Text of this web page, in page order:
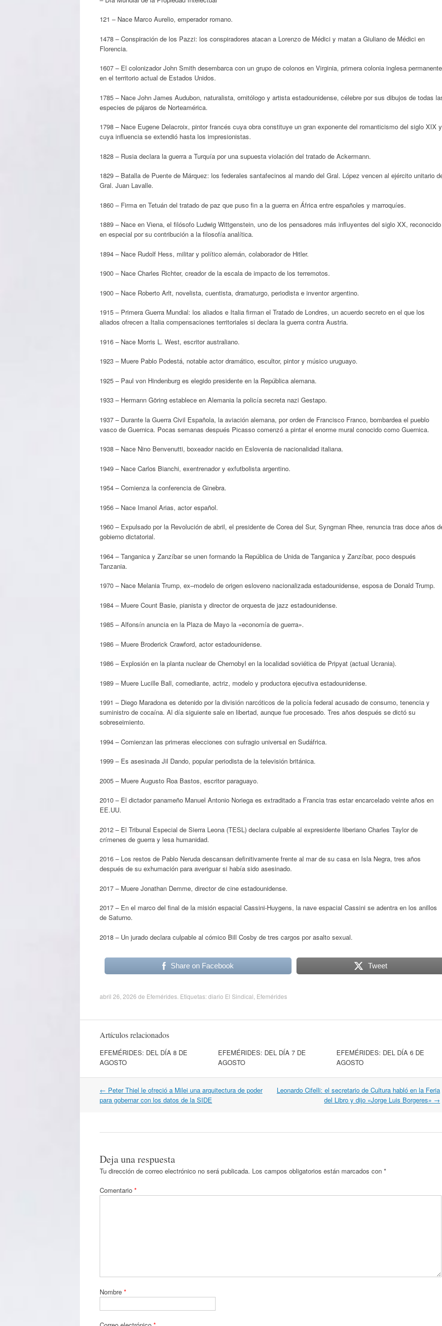
121 – Nace Marco Aurelio, emperador romano.
1478 – Conspiración de los Pazzi: los conspiradores atacan a Lorenzo de Médici y matan a Giuliano de Médici en
Florencia.
1607 – El colonizador John Smith desembarca con un grupo de colonos en Virginia, primera colonia inglesa permanente
en el territorio actual de Estados Unidos.
1785 – Nace John James Audubon, naturalista, ornitólogo y artista estadounidense, célebre por sus dibujos de todas
especies de pájaros de Norteamérica.
1798 – Nace Eugene Delacroix, pintor francés cuya obra constituye un gran exponente del romanticismo del siglo XIX y
cuya influencia se extendió hasta los impresionistas.
1828 – Rusia declara la guerra a Turquía por una supuesta violación del tratado de Ackermann.
1829 – Batalla de Puente de Márquez: los federales santafecinos al mando del Gral. López vencen al ejército unitario
Gral. Juan Lavalle.
1860 – Firma en Tetuán del tratado de paz que puso fin a la guerra en África entre españoles y marroquíes.
1889 – Nace en Viena, el filósofo Ludwig Wittgenstein, uno de los pensadores más influyentes del siglo XX, reconocido
en especial por su contribución a la filosofía analítica.
1894 – Nace Rudolf Hess, militar y político alemán, colaborador de Hitler.
1900 – Nace Charles Richter, creador de la escala de impacto de los terremotos.
1900 – Nace Roberto Arlt​, novelista, cuentista, dramaturgo, periodista e inventor argentino.​
1915 – Primera Guerra Mundial: los aliados e Italia firman el Tratado de Londres, un acuerdo secreto en el que los
aliados ofrecen a Italia compensaciones territoriales si declara la guerra contra Austria.
1916 – Nace Morris L. West, escritor australiano.
1923 – Muere Pablo Podestá, notable actor dramático, escultor, pintor y músico uruguayo.
1925 – Paul von Hindenburg es elegido presidente en la República alemana.
1933 – Hermann Göring establece en Alemania la policía secreta nazi Gestapo.
1937 – Durante la Guerra Civil Española, la aviación alemana, por orden de Francisco Franco, bombardea el pueblo
vasco de Guernica. Pocas semanas después Picasso comenzó a pintar el enorme mural conocido como Guernica.
1938 – Nace Nino Benvenutti, boxeador nacido en Eslovenia de nacionalidad italiana.
1949 – Nace Carlos Bianchi, exentrenador y exfutbolista argentino.
1954 – Comienza la conferencia de Ginebra.
1956 – Nace Imanol Arias, actor español.
1960 – Expulsado por la Revolución de abril, el presidente de Corea del Sur, Syngman Rhee, renuncia tras doce años
gobierno dictatorial.
1964 – Tanganica y Zanzíbar se unen formando la República de Unida de Tanganica y Zanzíbar, poco después
Tanzania.
1970 – Nace Melania Trump, ex–modelo de origen esloveno nacionalizada estadounidense, esposa de Donald Trump.
1984 – Muere Count Basie, pianista y director de orquesta de jazz estadounidense.
1985 – Alfonsín anuncia en la Plaza de Mayo la «economía de guerra».
1986 – Muere Broderick Crawford, actor estadounidense.
1986 – Explosión en la planta nuclear de Chernobyl en la localidad soviética de Pripyat (actual Ucrania).
1989 – Muere Lucille Ball, comediante, actriz, modelo y productora ejecutiva estadounidense.
1991 – Diego Maradona es detenido por la división narcóticos de la policía federal acusado de consumo, tenencia y
suministro de cocaína. Al día siguiente sale en libertad, aunque fue procesado. Tres años después se dictó su
sobreseimiento.
1994 – Comienzan las primeras elecciones con sufragio universal en Sudáfrica.
1999 – Es asesinada Jil Dando, popular periodista de la televisión británica.
2005 – Muere Augusto Roa Bastos, escritor paraguayo.
2010 – El dictador panameño Manuel Antonio Noriega es extraditado a Francia tras estar encarcelado veinte años en
EE.UU.
2012 – El Tribunal Especial de Sierra Leona (TESL) declara culpable al expresidente liberiano Charles Taylor de
crímenes de guerra y lesa humanidad.
2016 – Los restos de Pablo Neruda descansan definitivamente frente al mar de su casa en Isla Negra, tres años
después de su exhumación para averiguar si había sido asesinado.
2017 – Muere Jonathan Demme, director de cine estadounidense.
2017 – En el marco del final de la misión espacial Cassini-Huygens, la nave espacial Cassini se adentra en los anillos
de Saturno.
2018 – Un jurado declara culpable al cómico Bill Cosby de tres cargos por asalto sexual.
Share on Facebook Tweet
abril 26, 2026 de Efemérides . Etiquetas:diario El Sindical Efemérides
Artículos relacionados
EFEMÉRIDES: DEL DÍA 8 DE
AGOSTO
EFEMÉRIDES: DEL DÍA 7 DE
AGOSTO
EFEMÉRIDES: DEL DÍA 6 DE
AGOSTO
Navegación
por
← Peter Thiel le ofreció a Milei una arquitectura de poder
para gobernar con los datos de la SIDE
Leonardo Cifelli: el secretario de Cultura habló en la Feria
del Libro y dijo «Jorge Luis Borgeres» →
Deja una respuesta
Tu dirección de correo electrónico no será publicada. Los campos obligatorios están marcados con *
Comentario *
Nombre *